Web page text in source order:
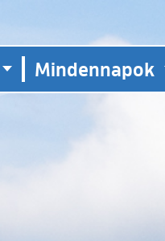
Mindennapok